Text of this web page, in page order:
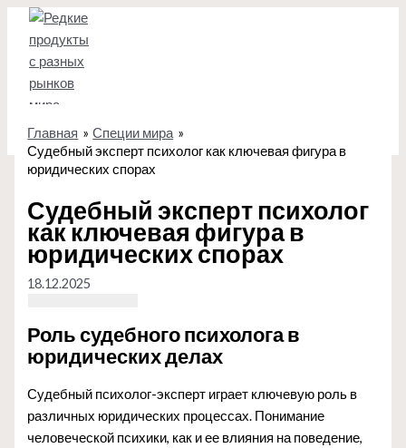
Перейти
содержимому
Главная
Специи мира
Судебный эксперт психолог как ключевая фигура в
юридических спорах
Судебный эксперт психолог
как ключевая фигура в
юридических спорах
18.12.2025
Роль судебного психолога в
юридических делах
Судебный психолог-эксперт играет ключевую роль в
различных юридических процессах. Понимание
человеческой психики, как и ее влияния на поведение,